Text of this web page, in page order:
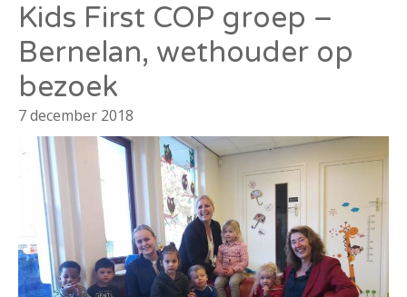
Kids First COP groep –
Bernelan, wethouder op
bezoek
7 december 2018